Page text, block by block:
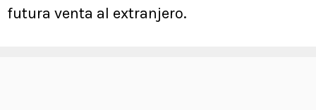
futura venta al extranjero.